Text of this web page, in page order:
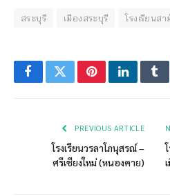
สระบุรี เมืองสระบุรี โรงเรียนส
FacebookTwitterPinterestLinkedIn
PREVIOUS ARTICLE
โรงเรียนวรลาโภนุสรณ์ –
ศรีเชียงใหม่ (หนองคาย)